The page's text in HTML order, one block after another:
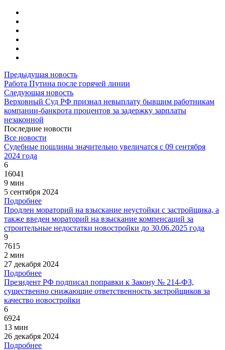
Предыдущая новость
Работа Путина после горячей линии
Следующая новость
Верховный Суд РФ признал невыплату бывшим работникам
компании-банкрота процентов за задержку зарплаты
незаконной
Последние новости
Все новости
Судебные пошлины значительно увеличатся с 09 сентября
2024 года
6
16041
9 мин
5 сентября 2024
Подробнее
Продлен мораторий на взыскание неустойки с застройщика, а
также введен мораторий на взыскание компенсаций за
строительные недостатки новостройки до 30.06.2025 года
9
7615
2 мин
27 декабря 2024
Подробнее
Президент РФ подписал поправки к Закону № 214-ФЗ,
существенно снижающие ответственность застройщиков за
качество новостройки
6
6924
13 мин
26 декабря 2024
Подробнее